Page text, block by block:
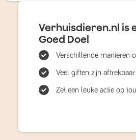
Verhuisdieren.nl is
Goed Doel
Verschillende manieren
Veel giften zijn
Zet een leuke actie op